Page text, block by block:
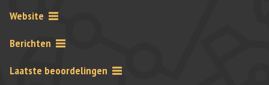
Website
Berichten
Laatste beoordelingen